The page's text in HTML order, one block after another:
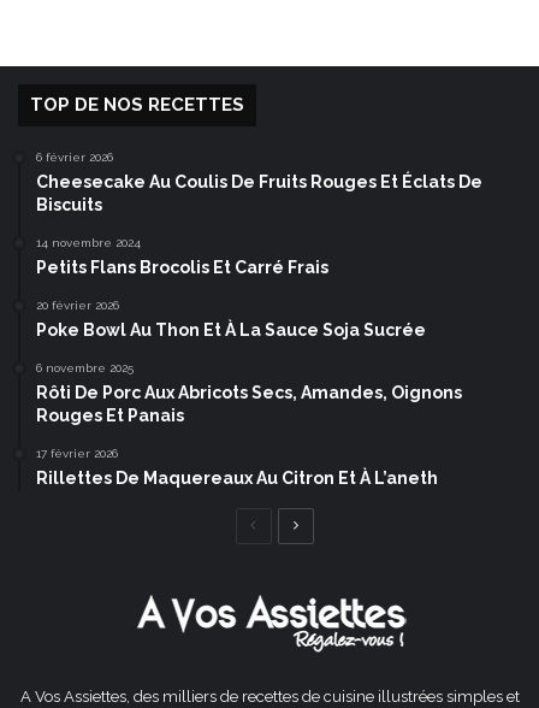
TOP DE NOS RECETTES
6 février 2026
Cheesecake Au Coulis De Fruits Rouges Et Éclats De
Biscuits
14 novembre 2024
Petits Flans Brocolis Et Carré Frais
20 février 2026
Poke Bowl Au Thon Et À La Sauce Soja Sucrée
6 novembre 2025
Rôti De Porc Aux Abricots Secs, Amandes, Oignons
Rouges Et Panais
17 février 2026
Rillettes De Maquereaux Au Citron Et À L’aneth
Page
A Vos Assiettes, des milliers de recettes de cuisine illustrées simples et